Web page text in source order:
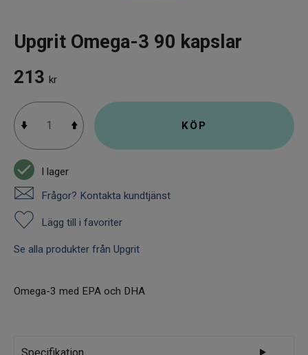
Upgrit Omega-3 90 kapslar
213 kr
KÖP
I lager
Frågor? Kontakta kundtjänst
Lägg till i favoriter
Se alla produkter från Upgrit
Omega-3 med EPA och DHA